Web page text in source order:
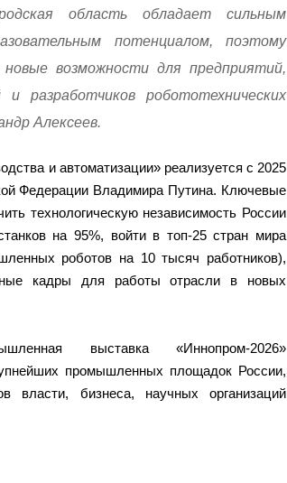
область обладает сильным
потенциалом, поэтому
возможности для предприятий,
и разработчиков робототехнических
Алексеев.
и автоматизации» реализуется с 2025
Федерации Владимира Путина. Ключевые
технологическую независимость России
на 95%, войти в топ-25 стран мира
роботов на 10 тысяч работников),
кадры для работы отрасли в новых
выставка «Иннопром-2026»
промышленных площадок России,
власти, бизнеса, научных организаций